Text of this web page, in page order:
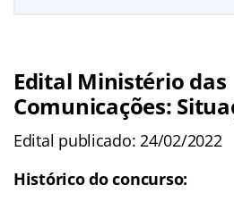
Edital Ministério das
Comunicações:
Edital publicado: 24/02/2022
Histórico do concurso: